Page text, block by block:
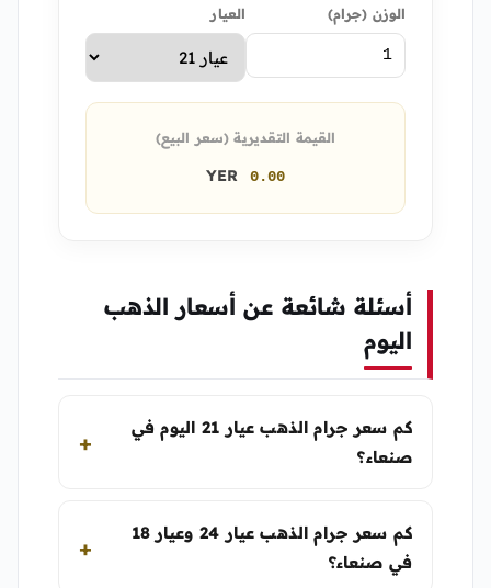
الوزن (جرام) العيار
القيمة التقديرية (سعر البيع)
0.00
YER
أسئلة شائعة عن أسعار الذهب
اليوم
كم سعر جرام الذهب عيار 21 اليوم في
صنعاء؟
كم سعر جرام الذهب عيار 24 وعيار 18
في صنعاء؟